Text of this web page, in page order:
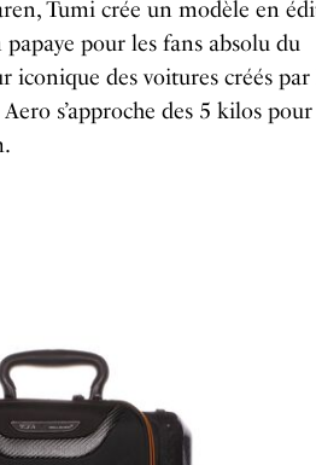
Tumi crée un modèle en
pour les fans absolu du
iconique des voitures créés
s’approche des 5 kilos